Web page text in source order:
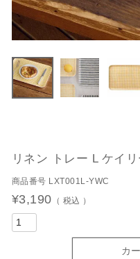
リネン トレー L ケイリ
商品番号 LXT001L-YWC
¥3,190 税込
カ